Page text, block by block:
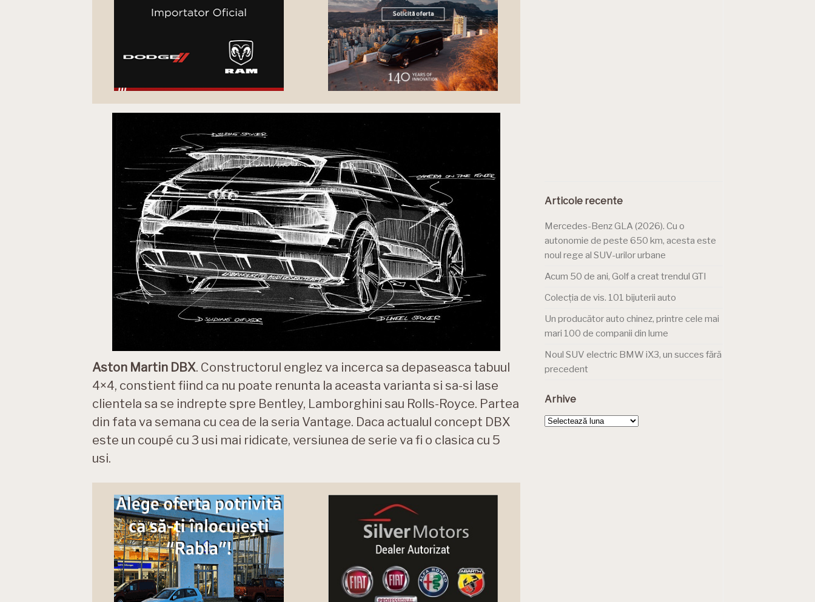
Aston Martin DBX. Constructorul englez va incerca sa depaseasca tabuul
4×4, constient fiind ca nu poate renunta la aceasta varianta si sa-si lase
clientela sa se indrepte spre Bentley, Lamborghini sau Rolls-Royce. Partea
din fata va semana cu cea de la seria Vantage. Daca actualul concept DBX
este un coupé cu 3 usi mai ridicate, versiunea de serie va fi o clasica cu 5
usi.
Articole recente
Mercedes-Benz GLA (2026). Cu o
autonomie de peste 650 km, acesta este
noul rege al SUV-urilor urbane
Acum 50 de ani, Golf a creat trendul GTI
Colecția de vis. 101 bijuterii auto
Un producător auto chinez, printre cele mai
mari 100 de companii din lume
Noul SUV electric BMW iX3, un succes fără
precedent
Arhive
Arhive